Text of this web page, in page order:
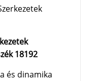
18192
és dinamika